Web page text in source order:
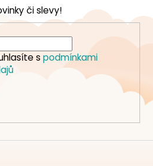
či slevy!
s podmínkami